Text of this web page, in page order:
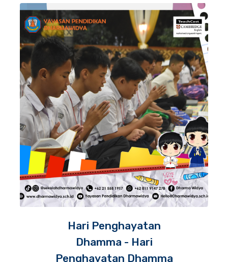
Hari Penghayatan
Dhamma - Hari
Penghayatan Dhamma